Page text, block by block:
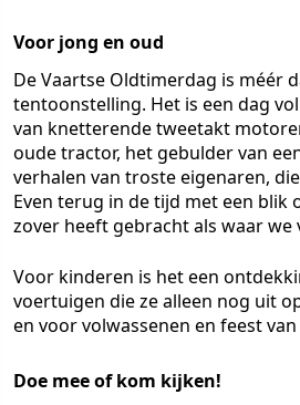
Voor jong en oud
De Vaartse Oldtimerdag is méér
tentoonstelling. Het is een dag
van knetterende tweetakt
oude tractor, het gebulder van
verhalen van troste eigenaren,
Even terug in de tijd met een blik
zover heeft gebracht als waar we
Voor kinderen is het een
voertuigen die ze alleen nog uit
en voor volwassenen en feest
Doe mee of kom kijken!